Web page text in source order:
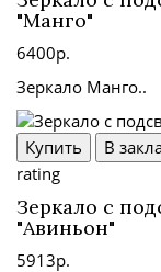
"Манго"
6400р.
Зеркало Манго..
Купить В
rating
Зеркало с
"Авиньон"
5913р.